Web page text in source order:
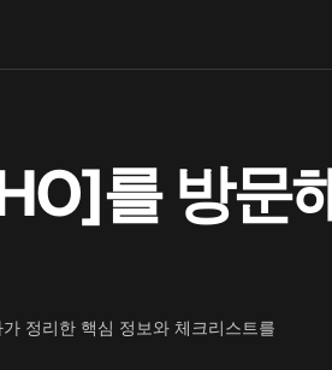
를 방문
정리한 핵심 정보와 체크리스트를